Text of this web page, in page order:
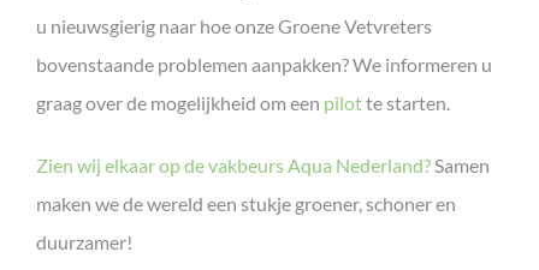
u nieuwsgierig naar hoe onze Groene Vetvreters
bovenstaande problemen aanpakken? We informeren u
graag over de mogelijkheid om een pilotte starten.
Zien wij elkaar op de vakbeurs Aqua Nederland?Samen
maken we de wereld een stukje groener, schoner en
duurzamer!